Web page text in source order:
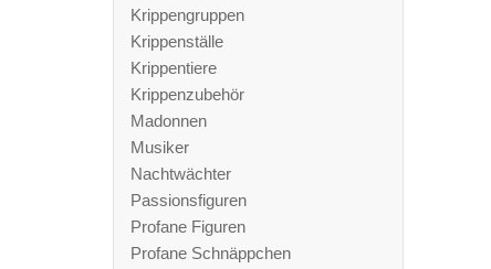
Krippengruppen
Krippenställe
Krippentiere
Krippenzubehör
Madonnen
Musiker
Nachtwächter
Passionsfiguren
Profane Figuren
Profane Schnäppchen